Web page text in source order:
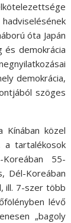
óta Japán
és demokrácia
demokrácia,
szöges
Kínában közel
a tartalékosok
55-
Dél-Koreában
ill. 7-szer több
lévő
„bagoly